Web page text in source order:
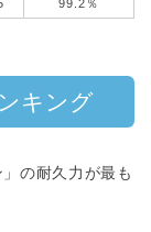
99.2％
キング
の耐久力が最も